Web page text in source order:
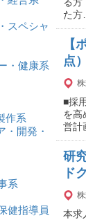
た方
【
点）
■採
を高
営計
研
ド
本求
スペシャ
・健康系
作系
・開発・
系
健指導員